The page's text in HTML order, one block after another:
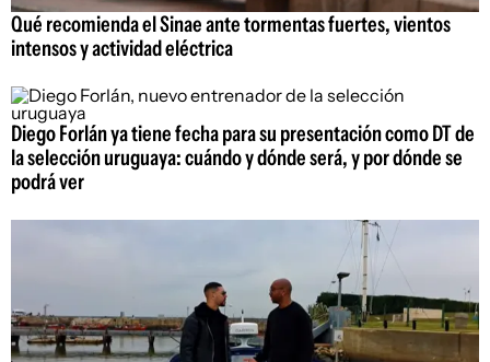
Qué recomienda el Sinae ante tormentas fuertes, vientos
intensos y actividad eléctrica
Diego Forlán ya tiene fecha para su presentación como DT de
la selección uruguaya: cuándo y dónde será, y por dónde se
podrá ver